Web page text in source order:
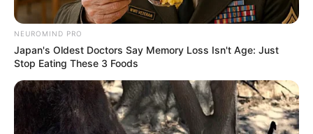
NEUROMIND PRO
Japan's Oldest Doctors Say Memory Loss Isn't Age: Just
Stop Eating These 3 Foods